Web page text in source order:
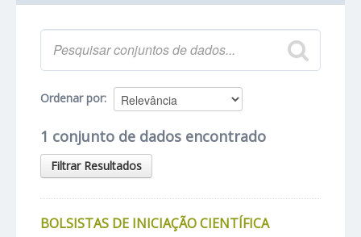
Ordenar por
1 conjunto de dados encontrado
Filtrar Resultados
BOLSISTAS DE INICIAÇÃO CIENTÍFICA